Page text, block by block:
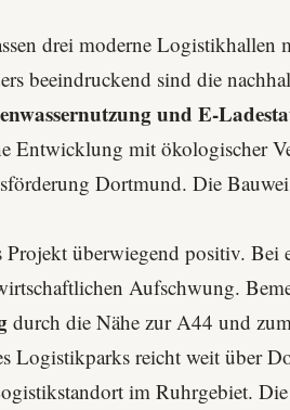
drei moderne Logistikhallen
beeindruckend sind die
und E-
Entwicklung mit ökologischer
Dortmund. Die
Projekt überwiegend positiv. Bei
Aufschwung.
durch die Nähe zur A44 und
Logistikparks reicht weit über
im Ruhrgebiet.